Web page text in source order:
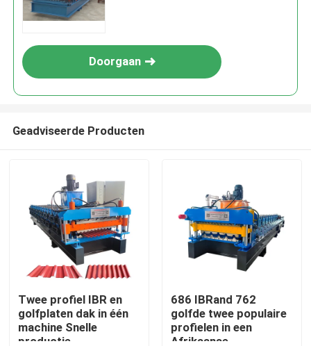
Doorgaan
Geadviseerde Producten
Twee profiel IBR en
golfplaten dak in één
machine Snelle
productie,
686 IBRand 762
golfde twee populaire
profielen in een
Afrikaanse